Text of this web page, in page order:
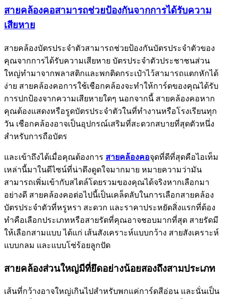
สายคล้องคอสามารถช่วยป้องกันจากการได้รับความ
เสียหาย
สายคล้องบัตรประจำตัวสามารถช่วยป้องกันบัตรประจำตัวของ
คุณจากการได้รับความเสียหาย บัตรประจำตัวประชาชนส่วน
ใหญ่ทำมาจากพลาสติกและพกติดกระเป๋าไว้สามารถแตกหักได้
ง่าย สายคล้องคอการใช้เชือกคล้องจะทำให้การ์ดของคุณได้รับ
การปกป้องจากความเสียหายใดๆ นอกจากนี้ สายคล้องคอหาก
คุณต้องแสดงหรือรูดบัตรประจำตัวในที่ทำงานหรือโรงเรียนทุก
วัน เชือกคล้องอาจเป็นอุปกรณ์เสริมที่สะดวกสบายที่สุดตัวหนึ่ง
สำหรับการถือบัตร
และเข้าถึงได้เมื่อคุณต้องการ สายคล้องคอจุดที่ดีที่สุดคือไอเท็ม
เหล่านี้มาในดีไซน์ที่น่าดึงดูดใจมากมาย หมายความว่ามัน
สามารถเพิ่มเข้ากับสไตล์โดยรวมของคุณได้จริงหากเลือกมา
อย่างดี สายคล้องคอต่อไปนี้เป็นเคล็ดลับในการเลือกสายคล้อง
บัตรประจำตัวที่หรูหรา สะดวก และราคาประหยัดสิ่งแรกที่ต้อง
ทำคือเลือกประเภทหรือสายรัดที่คุณอาจชอบมากที่สุด สายรัดมี
ให้เลือกสามแบบ ได้แก่ เส้นสังเคราะห์แบบกว้าง สายสังเคราะห์
แบบกลม และแบบโซ่ร้อยลูกปัด
สายคล้องส่วนใหญ่มีที่ยึดอย่างน้อยสองถึงสามประเภท
เส้นที่กว้างอาจใหญ่เกินไปสำหรับพกแค่การ์ดสีอ่อน และนั่นเป็น